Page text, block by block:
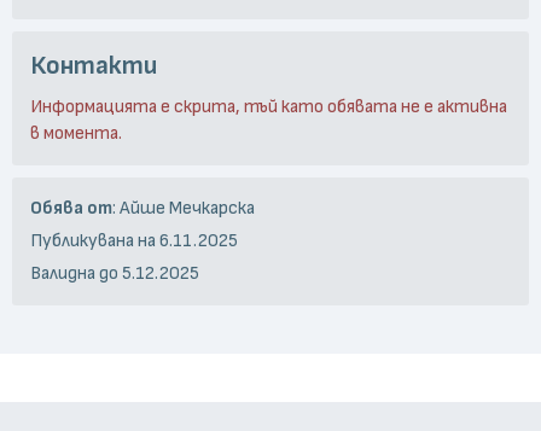
Контакти
Информацията е скрита, тъй като обявата не е активна
в момента.
Обява от: Айше Мечкарска
Публикувана на 6.11.2025
Валидна до 5.12.2025